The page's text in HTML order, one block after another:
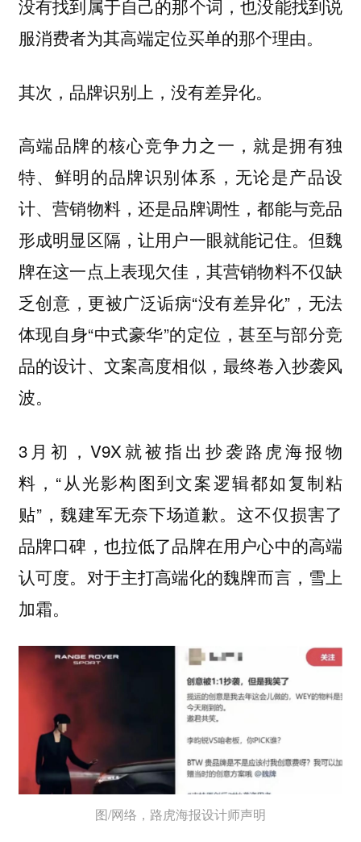
没有找到属于自己的那个词，也没能找到说
服消费者为其高端定位买单的那个理由。
其次，品牌识别上，没有差异化。
高端品牌的核心竞争力之一，就是拥有独
特、鲜明的品牌识别体系，无论是产品设
计、营销物料，还是品牌调性，都能与竞品
形成明显区隔，让用户一眼就能记住。但魏
牌在这一点上表现欠佳，其营销物料不仅缺
乏创意，更被广泛诟病“没有差异化”，无法
体现自身“中式豪华”的定位，甚至与部分竞
品的设计、文案高度相似，最终卷入抄袭风
波。
3月初，V9X就被指出抄袭路虎海报物
料，“从光影构图到文案逻辑都如复制粘
贴”，魏建军无奈下场道歉。这不仅损害了
品牌口碑，也拉低了品牌在用户心中的高端
认可度。对于主打高端化的魏牌而言，雪上
加霜。
图/网络，路虎海报设计师声明